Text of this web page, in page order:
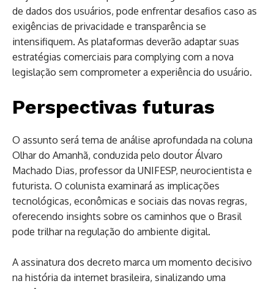
de dados dos usuários, pode enfrentar desafios caso as
exigências de privacidade e transparência se
intensifiquem. As plataformas deverão adaptar suas
estratégias comerciais para complying com a nova
legislação sem comprometer a experiência do usuário.
Perspectivas futuras
O assunto será tema de análise aprofundada na coluna
Olhar do Amanhã, conduzida pelo doutor Álvaro
Machado Dias, professor da UNIFESP, neurocientista e
futurista. O colunista examinará as implicações
tecnológicas, econômicas e sociais das novas regras,
oferecendo insights sobre os caminhos que o Brasil
pode trilhar na regulação do ambiente digital.
A assinatura dos decreto marca um momento decisivo
na história da internet brasileira, sinalizando uma